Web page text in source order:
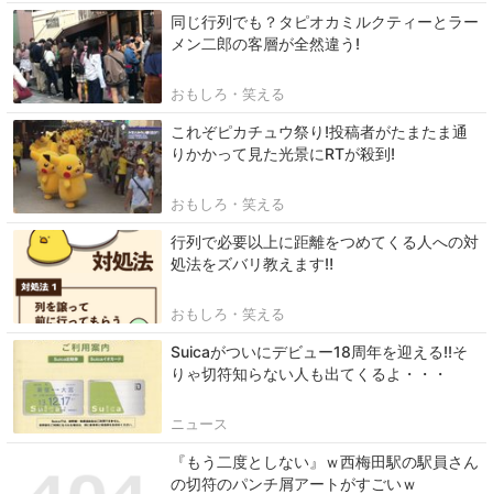
同じ行列でも？タピオカミルクティーとラー
メン二郎の客層が全然違う!
おもしろ・笑える
これぞピカチュウ祭り!投稿者がたまたま通
りかかって見た光景にRTが殺到!
おもしろ・笑える
行列で必要以上に距離をつめてくる人への対
処法をズバリ教えます‼
おもしろ・笑える
Suicaがついにデビュー18周年を迎える!!そ
りゃ切符知らない人も出てくるよ・・・
ニュース
『もう二度としない』ｗ西梅田駅の駅員さん
の切符のパンチ屑アートがすごいｗ